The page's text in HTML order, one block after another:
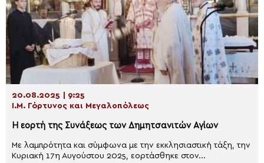
20.08.2025 | 9:25
Ι.Μ. Γόρτυνος και Μεγαλοπόλεως
Η εορτή της Συνάξεως των Δημητσανιτών Αγίων
Με λαμπρότητα και σύμφωνα με την εκκλησιαστική τάξη, την
Κυριακή 17η Αυγούστου 2025, εορτάσθηκε στον...